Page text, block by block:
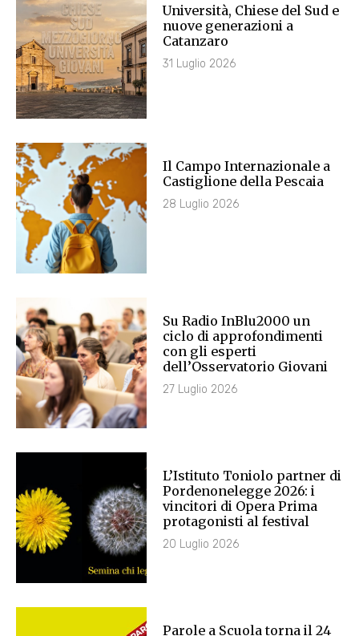
Università, Chiese del Sud e
nuove generazioni a
Catanzaro
31 Luglio 2026
Il Campo Internazionale a
Castiglione della Pescaia
28 Luglio 2026
Su Radio InBlu2000 un
ciclo di approfondimenti
con gli esperti
dell’Osservatorio Giovani
27 Luglio 2026
L’Istituto Toniolo partner di
Pordenonelegge 2026: i
vincitori di Opera Prima
protagonisti al festival
20 Luglio 2026
Parole a Scuola torna il 24